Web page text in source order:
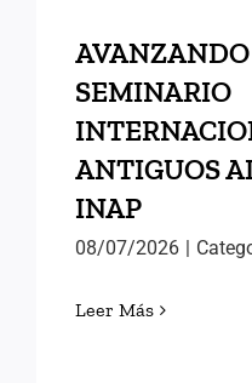
SEMINARIO
ANTIGUOS
INAP
08/07/2026
Leer Más